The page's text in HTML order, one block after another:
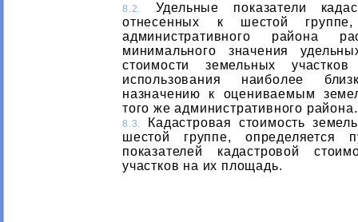
8.2.
Удельные показатели
отнесенных к шестой
административного района
минимального значения
стоимости земельных
использования наиболее
назначению к оцениваемым
того же административного района.
8.3.
Кадастровая стоимость
шестой группе, определяется
показателей кадастровой
участков на их площадь.